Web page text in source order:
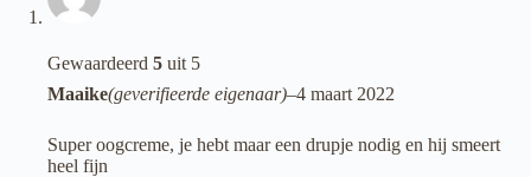
Gewaardeerd 5 uit 5
Maaike(geverifieerde eigenaar)–4 maart 2022
Super oogcreme, je hebt maar een drupje nodig en hij smeert
heel fijn